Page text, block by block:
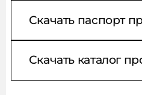
Скачать паспорт
Скачать каталог